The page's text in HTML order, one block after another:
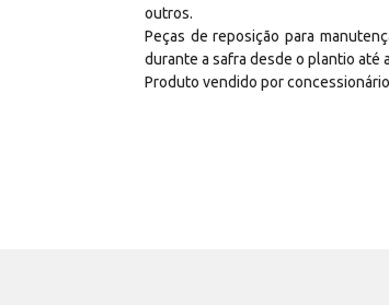
outros.
Peças de reposição para
durante a safra desde o plantio até
Produto vendido por